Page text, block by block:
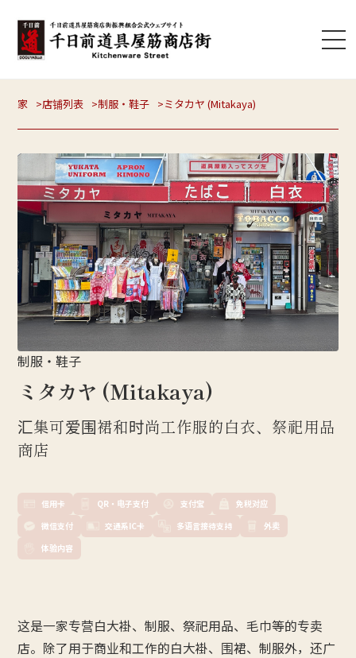
家 店铺列表 制服・鞋子 ミタカヤ (Mitakaya)
制服・鞋子
ミタカヤ (Mitakaya)
汇集可爱围裙和时尚工作服的白衣、祭祀用品
商店
信用卡 QR・电子支付 支付宝
免税对应
微信支付
交通系IC卡 多语言接待支持
外卖
体验内容
这是一家专营白大褂、制服、祭祀用品、毛巾等的专卖
店。除了用于商业和工作的白大褂、围裙、制服外，还广